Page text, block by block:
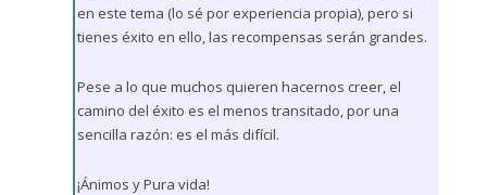
en este tema (lo sé por experiencia propia), pero si
tienes éxito en ello, las recompensas serán grandes.
Pese a lo que muchos quieren hacernos creer, el
camino del éxito es el menos transitado, por una
sencilla razón: es el más difícil.
¡Ánimos y Pura vida!